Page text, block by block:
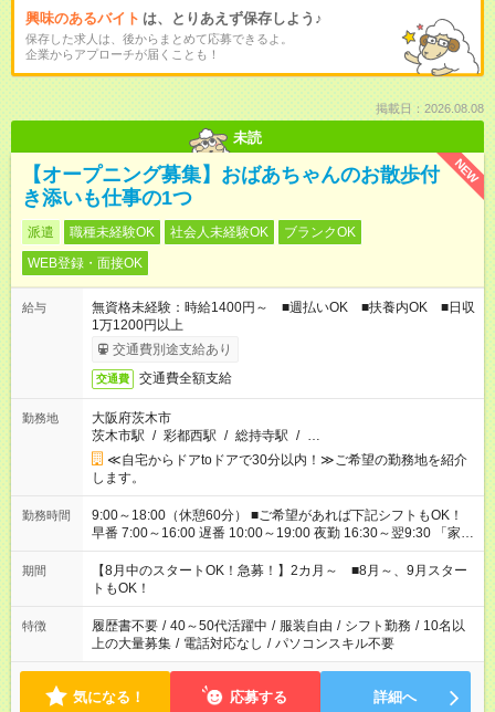
興味のあるバイト は、とりあえず保存しよう♪
保存した求人は、後からまとめて応募できるよ。
企業からアプローチが届くことも！
掲載日：2026.08.08
未読
NEW
【オープニング募集】おばあちゃんのお散歩付
き添いも仕事の1つ
派遣 職種未経験OK 社会人未経験OK
ブランクOK
WEB登録・面接OK
給与
無資格未経験：時給1400円～ ■週払いOK ■扶養内OK ■日収
1万1200円以上
交通費別途支給あり
交通費 交通費全額支給
勤務地
大阪府茨木市
茨木市駅 / 彩都西駅 / 総持寺駅 / …
≪自宅からドアtoドアで30分以内！≫ご希望の勤務地を紹介
します。
勤務時間
9:00～18:00（休憩60分） ■ご希望があれば下記シフトもOK！
早番 7:00～16:00 遅番 10:00～19:00 夜勤 16:30～翌9:30 「家族
と休みを合わせたい」 「余裕を持って夕飯の準備がしたい」
「できれば残業はしたくない」 など、ご希望を教えてください
ね。 ※Wワーク希望の方へ 今ご覧のお仕事で希望する勤務時間
と、もう1つのお仕事の勤務時間。 合計で週40時間を超える場
合は応募できません。
期間
【8月中のスタートOK！急募！】2カ月～ ■8月～、9月スター
トもOK！
特徴 履歴書不要 / 40～50代活躍中 / 服装自由 / シフト勤務 / 10名以
上の大量募集 / 電話対応なし / パソコンスキル不要
気になる！ 応募する 詳細へ